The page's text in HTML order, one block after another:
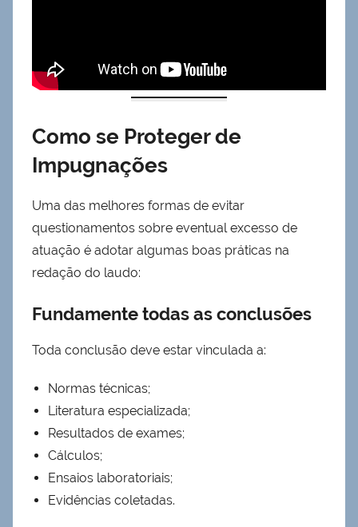
Como se Proteger de
Impugnações
Uma das melhores formas de evitar
questionamentos sobre eventual excesso de
atuação é adotar algumas boas práticas na
redação do laudo:
Fundamente todas as conclusões
Toda conclusão deve estar vinculada a:
Normas técnicas;
Literatura especializada;
Resultados de exames;
Cálculos;
Ensaios laboratoriais;
Evidências coletadas.